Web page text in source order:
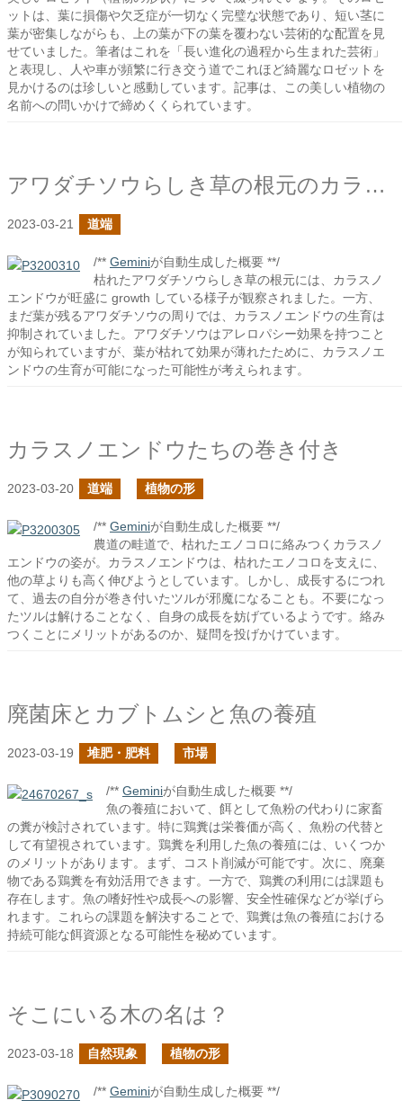
ットは、葉に損傷や欠乏症が一切なく完璧な状態であり、短い茎に
葉が密集しながらも、上の葉が下の葉を覆わない芸術的な配置を見
せていました。筆者はこれを「長い進化の過程から生まれた芸術」
と表現し、人や車が頻繁に行き交う道でこれほど綺麗なロゼットを
見かけるのは珍しいと感動しています。記事は、この美しい植物の
名前への問いかけで締めくくられています。
アワダチソウらしき草の根元のカラスノエンドウたち
2023-03-21 道端
/** Geminiが自動生成した概要 **/
枯れたアワダチソウらしき草の根元には、カラスノ
エンドウが旺盛に growth している様子が観察されました。一方、
まだ葉が残るアワダチソウの周りでは、カラスノエンドウの生育は
抑制されていました。アワダチソウはアレロパシー効果を持つこと
が知られていますが、葉が枯れて効果が薄れたために、カラスノエ
ンドウの生育が可能になった可能性が考えられます。
カラスノエンドウたちの巻き付き
2023-03-20 道端 植物の形
/** Geminiが自動生成した概要 **/
農道の畦道で、枯れたエノコロに絡みつくカラスノ
エンドウの姿が。カラスノエンドウは、枯れたエノコロを支えに、
他の草よりも高く伸びようとしています。しかし、成長するにつれ
て、過去の自分が巻き付いたツルが邪魔になることも。不要になっ
たツルは解けることなく、自身の成長を妨げているようです。絡み
つくことにメリットがあるのか、疑問を投げかけています。
廃菌床とカブトムシと魚の養殖
2023-03-19 堆肥・肥料 市場
/** Geminiが自動生成した概要 **/
魚の養殖において、餌として魚粉の代わりに家畜
の糞が検討されています。特に鶏糞は栄養価が高く、魚粉の代替と
して有望視されています。鶏糞を利用した魚の養殖には、いくつか
のメリットがあります。まず、コスト削減が可能です。次に、廃棄
物である鶏糞を有効活用できます。一方で、鶏糞の利用には課題も
存在します。魚の嗜好性や成長への影響、安全性確保などが挙げら
れます。これらの課題を解決することで、鶏糞は魚の養殖における
持続可能な餌資源となる可能性を秘めています。
そこにいる木の名は？
2023-03-18 自然現象 植物の形
/** Geminiが自動生成した概要 **/